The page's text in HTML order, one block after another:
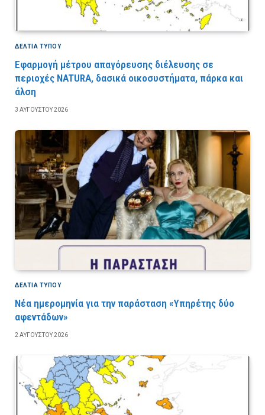
ΔΕΛΤΙΑ ΤΥΠΟΥ
Εφαρμογή μέτρου απαγόρευσης διέλευσης σε
περιοχές NATURA, δασικά οικοσυστήματα, πάρκα και
άλση
3 ΑΥΓΟΎΣΤΟΥ 2026
ΔΕΛΤΙΑ ΤΥΠΟΥ
Νέα ημερομηνία για την παράσταση «Υπηρέτης δύο
αφεντάδων»
2 ΑΥΓΟΎΣΤΟΥ 2026